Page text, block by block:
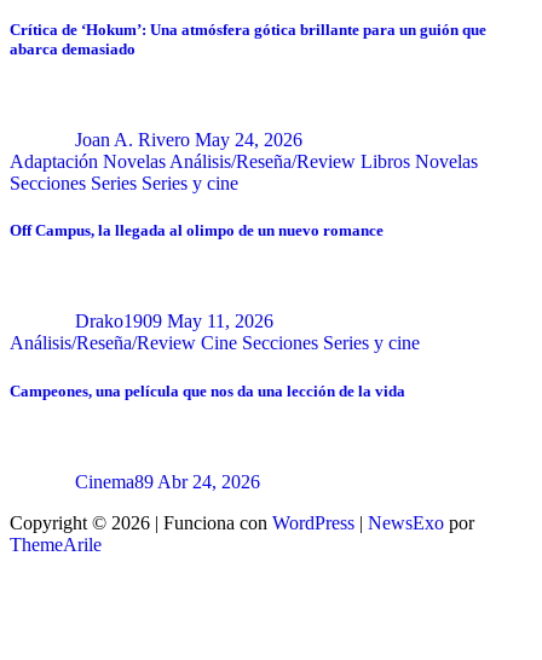
Crítica de ‘Hokum’: Una atmósfera gótica brillante para un guión que
abarca demasiado
Joan A. Rivero May 24, 2026
Adaptación Novelas Análisis/Reseña/Review Libros Novelas
Secciones Series Series y cine
Off Campus, la llegada al olimpo de un nuevo romance
Drako1909 May 11, 2026
Análisis/Reseña/Review Cine Secciones Series y cine
Campeones, una película que nos da una lección de la vida
Cinema89 Abr 24, 2026
Copyright © 2026 | Funciona con WordPress | NewsExo por
ThemeArile